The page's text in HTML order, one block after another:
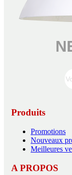
Produits
Promotions
Nouveaux
Meilleures
A PROPOS